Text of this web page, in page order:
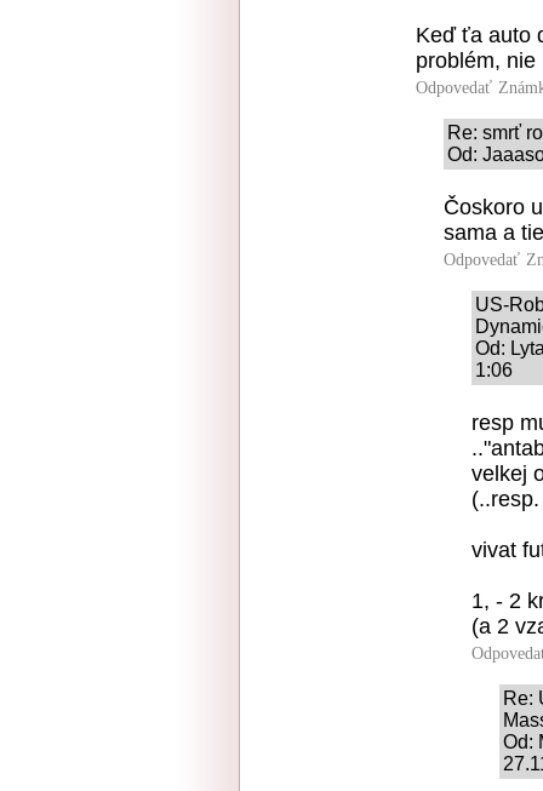
Keď ťa auto
problém,
Odpovedať
Re: smrť
Od:
Čoskoro
sama a
Odpovedať
US-
Od:
1:06
resp
velkej
vivat
1, - 2
(a 2
Re:
Od: